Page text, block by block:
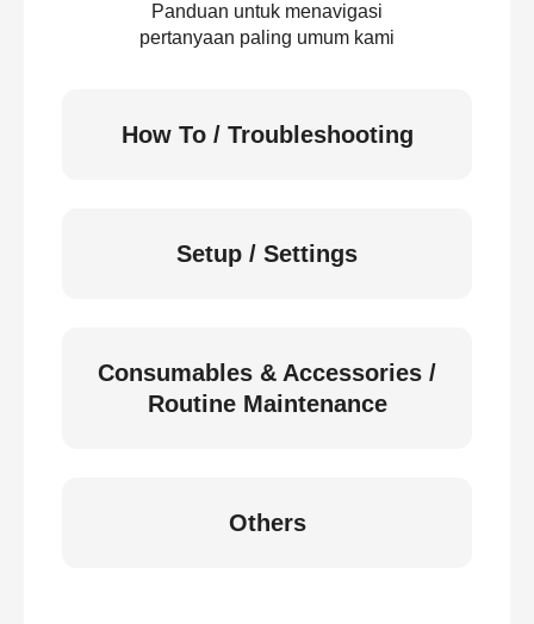
Panduan untuk menavigasi
pertanyaan paling umum kami
How To / Troubleshooting
Setup / Settings
Consumables & Accessories /
Routine Maintenance
Others